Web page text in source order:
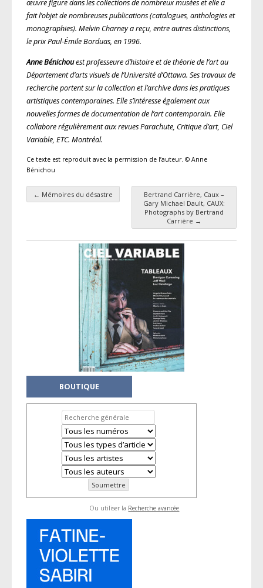
œuvre figure dans les collections de nombreux musées et elle a
fait l’objet de nombreuses publications (catalogues, anthologies et
monographies). Melvin Charney a reçu, entre autres distinctions,
le prix Paul-Émile Borduas, en 1996.
Anne Bénichouest professeure d’histoire et de théorie de l’art au
Département d’arts visuels de l’Université d’Ottawa. Ses travaux de
recherche portent sur la collection et l’archive dans les pratiques
artistiques contemporaines. Elle s’intéresse également aux
nouvelles formes de documentation de l’art contemporain. Elle
collabore régulièrement aux revuesParachute, Critique d’art, Ciel
Variable, ETC. Montréal.
Ce texte est reproduit avec la permission de l’auteur. © Anne
Bénichou
Navigation des articles
← Mémoires du désastre
Bertrand Carrière, Caux –
Gary Michael Dault, CAUX:
Photographs by Bertrand
Carrière →
BOUTIQUE
Ou utiliser la Recherche avancée